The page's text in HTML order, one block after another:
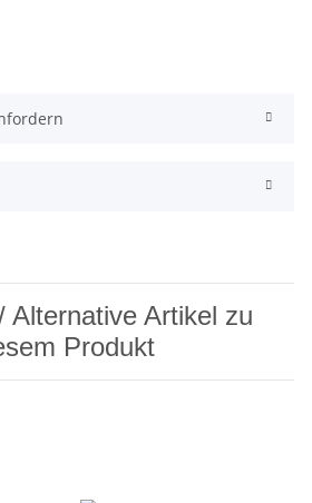
Alternative Artikel zu
Produkt